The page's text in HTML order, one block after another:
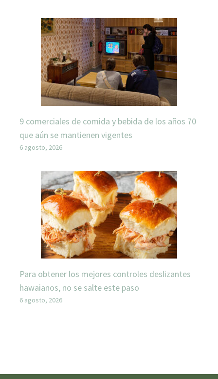
9 comerciales de comida y bebida de los años 70
que aún se mantienen vigentes
6 agosto, 2026
Para obtener los mejores controles deslizantes
hawaianos, no se salte este paso
6 agosto, 2026